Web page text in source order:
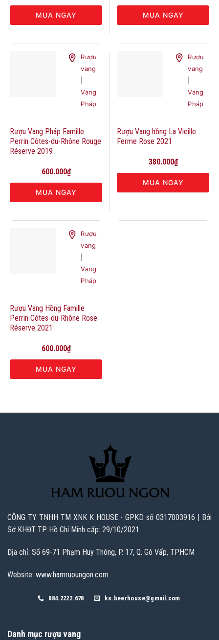
MUA NGAY MUA NGAY
Rượu
vang
Vang
Pháp
Rượu Vang Pháp Famille
Perrin Côtes-du-Rhône Rouge
Réserve 2019
600.000₫
MUA NGAY
Rượu
vang
Vang
Pháp
Rượu Vang hồng La Vieille
Ferme Rose 2021
380.000₫
MUA NGAY
Rượu
vang
Vang
Pháp
Rượu Vang Hồng Famille
Perrin Côtes-du-Rhône Rose
Réserve 2021
600.000₫
MUA NGAY
CÔNG TY TNHH TM XNK K HOUSE - GPKD số 0317003916 | Bởi
Sở KHĐT TP. Hồ Chí Minh cấp: 29/10/2021
Địa chỉ: Số 69-71 Phạm Huy Thông, P. 17, Q. Gò Vấp, TPHCM
Website: www.hamruoungon.com
084.2222.678 ks.beerhouse@gmail.com
Danh mục rượu vang